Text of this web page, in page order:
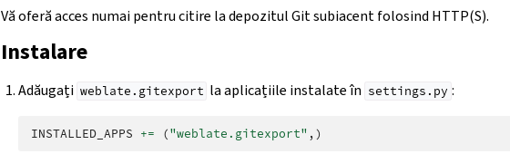
Vă oferă acces numai pentru citire la depozitul Git subiacent folosind HTTP(S).
Instalare
Adăugați weblate.gitexport la aplicațiile instalate în settings.py :
INSTALLED_APPS += ("weblate.gitexport" ,)